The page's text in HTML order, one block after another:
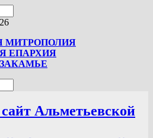
МИТРОПОЛИЯ
ЕПАРХИЯ